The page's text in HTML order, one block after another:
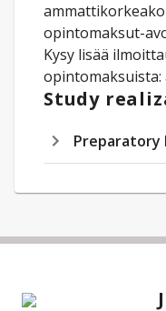
opintomaksut-
Kysy lisää
opintomaksuista:
Study
Preparatory